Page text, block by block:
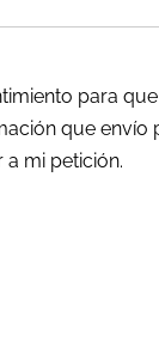
para
que envío
mi petición.